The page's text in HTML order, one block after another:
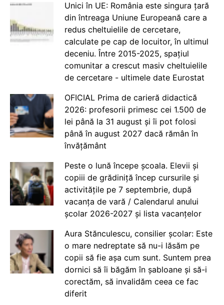
Unici în UE: România este singura țară
din întreaga Uniune Europeană care a
redus cheltuielile de cercetare,
calculate pe cap de locuitor, în ultimul
deceniu. Între 2015-2025, spațiul
comunitar a crescut masiv cheltuielile
de cercetare - ultimele date Eurostat
OFICIAL Prima de carieră didactică
2026: profesorii primesc cei 1.500 de
lei până la 31 august și îi pot folosi
până în august 2027 dacă rămân în
învățământ
Peste o lună începe școala. Elevii și
copiii de grădiniță încep cursurile și
activitățile pe 7 septembrie, după
vacanța de vară / Calendarul anului
școlar 2026-2027 și lista vacanțelor
Aura Stănculescu, consilier școlar: Este
o mare nedreptate să nu-i lăsăm pe
copii să fie așa cum sunt. Suntem prea
dornici să îi băgăm în șabloane și să-i
corectăm, să invalidăm ceea ce fac
diferit